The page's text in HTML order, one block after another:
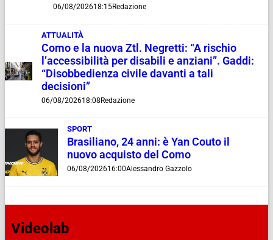
06/08/202618:15Redazione
ATTUALITÀ
Como e la nuova Ztl. Negretti: “A rischio
l’accessibilità per disabili e anziani”. Gaddi:
“Disobbedienza civile davanti a tali
decisioni”
06/08/202618:08 Redazione
SPORT
Brasiliano, 24 anni: è Yan Couto il
nuovo acquisto del Como
06/08/202616:00Alessandro Gazzolo
Videolab